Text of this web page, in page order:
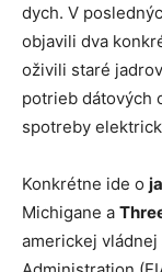
dych. V
objavili dva
oživili staré
potrieb dátových
spotreby
Konkrétne ide o
Michigane a
americkej